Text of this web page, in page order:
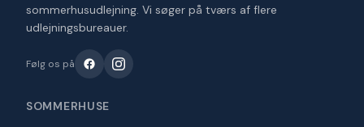
sommerhusudlejning. Vi søger på tværs af flere
udlejningsbureauer.
Følg os på
SOMMERHUSE